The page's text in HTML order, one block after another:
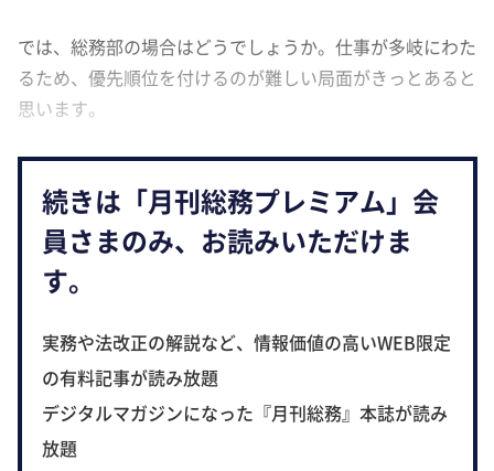
では、総務部の場合はどうでしょうか。仕事が多岐にわた
るため、優先順位を付けるのが難しい局面がきっとあると
思います。
続きは「月刊総務プレミアム」会
員さまのみ、お読みいただけま
す。
実務や法改正の解説など、情報価値の高いWEB限定
の有料記事が読み放題
デジタルマガジンになった『月刊総務』本誌が読み
放題